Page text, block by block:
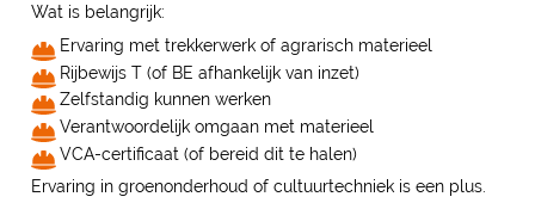
Wat is belangrijk:
Ervaring met trekkerwerk of agrarisch materieel
Rijbewijs T (of BE afhankelijk van inzet)
Zelfstandig kunnen werken
Verantwoordelijk omgaan met materieel
VCA-certificaat (of bereid dit te halen)
Ervaring in groenonderhoud of cultuurtechniek is een plus.